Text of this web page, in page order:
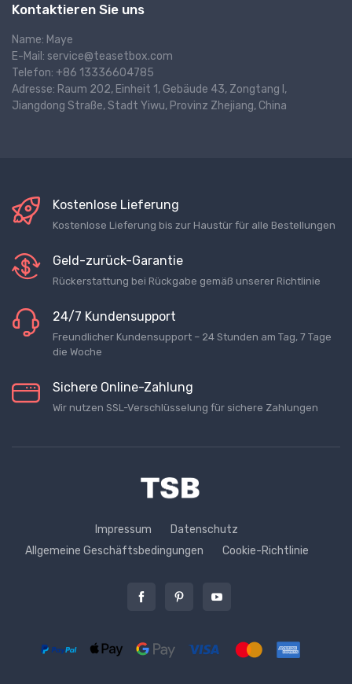
Kontaktieren Sie uns
Name: Maye
E-Mail: service@teasetbox.com
Telefon: +86 13336604785
Adresse: Raum 202, Einheit 1, Gebäude 43, Zongtang I,
Jiangdong Straße, Stadt Yiwu, Provinz Zhejiang, China
Kostenlose Lieferung
Kostenlose Lieferung bis zur Haustür für alle Bestellungen
Geld-zurück-Garantie
Rückerstattung bei Rückgabe gemäß unserer Richtlinie
24/7 Kundensupport
Freundlicher Kundensupport – 24 Stunden am Tag, 7 Tage
die Woche
Sichere Online-Zahlung
Wir nutzen SSL-Verschlüsselung für sichere Zahlungen
Impressum
Datenschutz
Allgemeine Geschäftsbedingungen
Cookie-Richtlinie